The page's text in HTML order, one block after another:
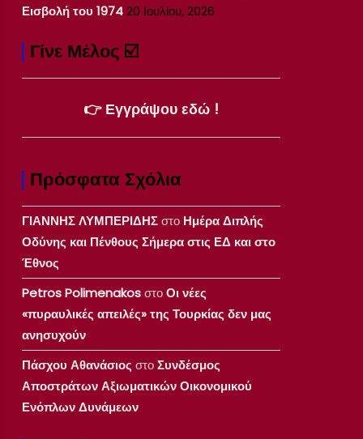
Εισβολή του 197420 Ιουλίου, 2026
Γίνε Μέλος ☑️
👉 Εγγράψου εδώ !
Πρόσφατα Σχόλια
ΓΙΑΝΝΗΣ ΛΥΜΠΕΡΙΔΗΣστο Ημέρα Διπλής
Οδύνης και Πένθους Σήμερα στις ΕΔ και στο
Έθνος
Petros PolimenakosστοΟι νέες
«πυραυλικές απειλές» της Τουρκίας δεν μας
ανησυχούν
Πάσχου Αθανάσιος στοΣυνδέσμος
Αποστράτων Αξιωματικών Οικονομικού
Ενόπλων Δυνάμεων